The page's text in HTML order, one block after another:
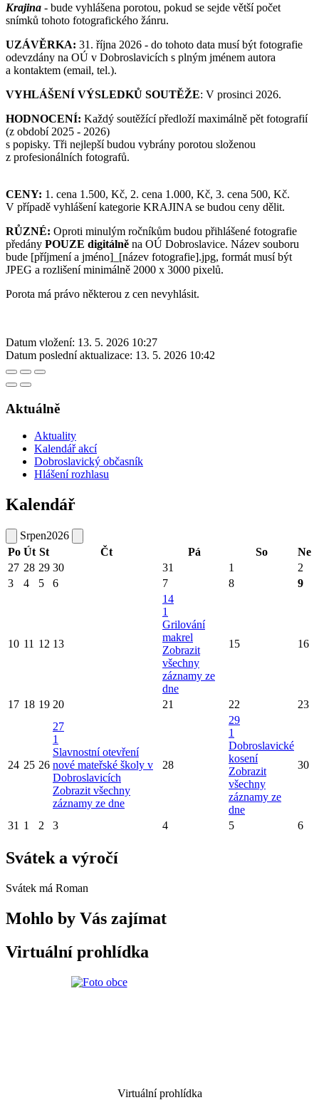
Krajina - bude vyhlášena porotou, pokud se sejde větší počet
snímků tohoto fotografického žánru.
UZÁVĚRKA: 31. října 2026 - do tohoto data musí být fotografie
odevzdány na OÚ v Dobroslavicích s plným jménem autora
a kontaktem (email, tel.).
VYHLÁŠENÍ VÝSLEDKŮ SOUTĚŽE: V prosinci 2026.
HODNOCENÍ: Každý soutěžící předloží maximálně pět fotografií
(z období 2025 - 2026)
s popisky. Tři nejlepší budou vybrány porotou složenou
z profesionálních fotografů.
CENY: 1. cena 1.500, Kč, 2. cena 1.000, Kč, 3. cena 500, Kč.
V případě vyhlášení kategorie KRAJINA se budou ceny dělit.
RŮZNÉ: Oproti minulým ročníkům budou přihlášené fotografie
předány POUZE digitálně na OÚ Dobroslavice. Název souboru
bude [příjmení a jméno]_[název fotografie].jpg, formát musí být
JPEG a rozlišení minimálně 2000 x 3000 pixelů.
Porota má právo některou z cen nevyhlásit.
Datum vložení: 13. 5. 2026 10:27
Datum poslední aktualizace: 13. 5. 2026 10:42
Aktuálně
Aktuality
Kalendář akcí
Dobroslavický občasník
Hlášení rozhlasu
Kalendář
Srpen2026
Po Út St Čt Pá So
Ne
27 28 29 30 31 1
2
3
4 5 6 7 8 9
10 11 12 13
14
1
Grilování
makrel
Zobrazit
všechny
záznamy ze
dne
15 16
17 18 19 20 21 22 23
24 25 26
27
1
Slavnostní otevření
nové mateřské školy v
Dobroslavicích
Zobrazit všechny
záznamy ze dne
28
29
1
Dobroslavické
kosení
Zobrazit
všechny
záznamy ze
dne
30
31 1 2 3 4 5 6
Svátek a výročí
Svátek má Roman
Mohlo by Vás zajímat
Virtuální prohlídka
Virtuální prohlídka